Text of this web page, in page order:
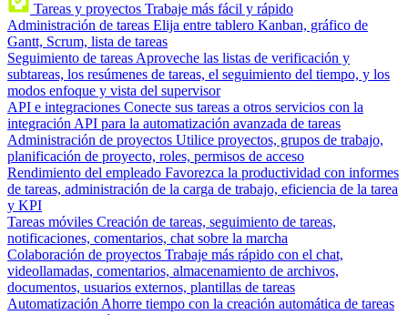
Tareas y proyectos Trabaje más fácil y rápido
Administración de tareas Elija entre tablero Kanban, gráfico de
Gantt, Scrum, lista de tareas
Seguimiento de tareas Aproveche las listas de verificación y
subtareas, los resúmenes de tareas, el seguimiento del tiempo, y los
modos enfoque y vista del supervisor
API e integraciones Conecte sus tareas a otros servicios con la
integración API para la automatización avanzada de tareas
Administración de proyectos Utilice proyectos, grupos de trabajo,
planificación de proyecto, roles, permisos de acceso
Rendimiento del empleado Favorezca la productividad con informes
de tareas, administración de la carga de trabajo, eficiencia de la tarea
y KPI
Tareas móviles Creación de tareas, seguimiento de tareas,
notificaciones, comentarios, chat sobre la marcha
Colaboración de proyectos Trabaje más rápido con el chat,
videollamadas, comentarios, almacenamiento de archivos,
documentos, usuarios externos, plantillas de tareas
Automatización Ahorre tiempo con la creación automática de tareas